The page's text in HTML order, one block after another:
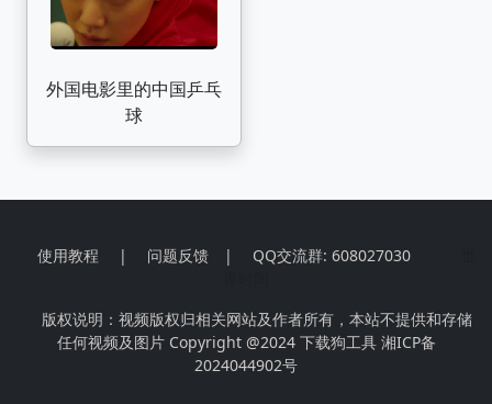
外国电影里的中国乒乓
球
使用教程 | 问题反馈 | QQ交流群: 608027030
版权说明：视频版权归相关网站及作者所有，本站不提供和存储
任何视频及图片 Copyright @2024 下载狗工具 湘ICP备
2024044902号